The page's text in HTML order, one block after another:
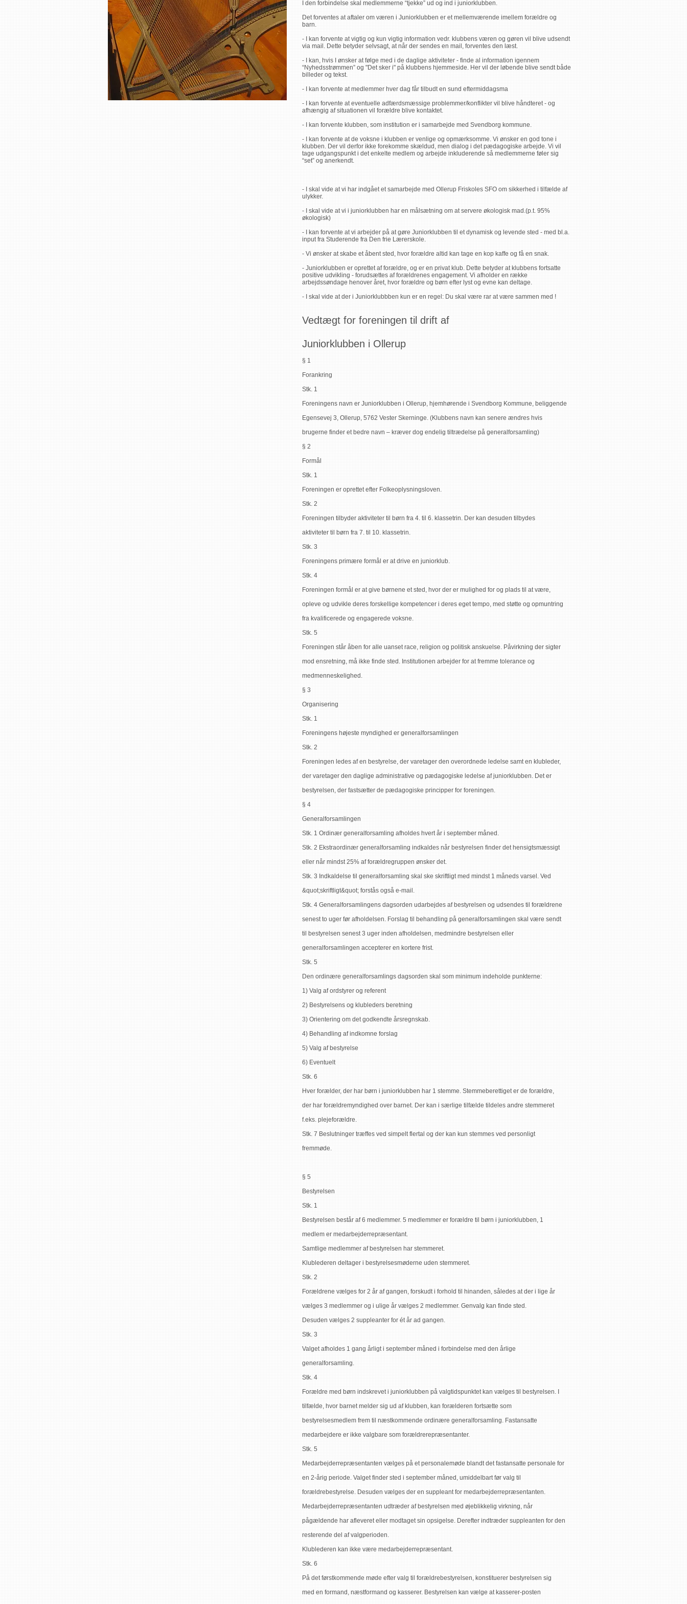
I den forbindelse skal medlemmerne “tjekke” ud og ind i juniorklubben.
Det forventes at aftaler om væren i Juniorklubben er et mellemværende imellem forældre og
barn.
- I kan forvente at vigtig og kun vigtig information vedr. klubbens væren og gøren vil blive udsendt
via mail. Dette betyder selvsagt, at når der sendes en mail, forventes den læst.
- I kan, hvis I ønsker at følge med i de daglige aktiviteter - finde al information igennem
“Nyhedsstrømmen” og "Det sker i" på klubbens hjemmeside. Her vil der løbende blive sendt både
billeder og tekst.
- I kan forvente at medlemmer hver dag får tilbudt en sund eftermiddagsma
- I kan forvente at eventuelle adfærdsmæssige problemmer/konflikter vil blive håndteret - og
afhængig af situationen vil forældre blive kontaktet.
- I kan forvente klubben, som institution er i samarbejde med Svendborg kommune.
- I kan forvente at de voksne i klubben er venlige og opmærksomme. Vi ønsker en god tone i
klubben. Der vil derfor ikke forekomme skældud, men dialog i det pædagogiske arbejde. Vi vil
tage udgangspunkt i det enkelte medlem og arbejde inkluderende så medlemmerne føler sig
“set” og anerkendt.
- I skal vide at vi har indgået et samarbejde med Ollerup Friskoles SFO om sikkerhed i tilfælde af
ulykker.
- I skal vide at vi i juniorklubben har en målsætning om at servere økologisk mad.(p.t. 95%
økologisk)
- I kan forvente at vi arbejder på at gøre Juniorklubben til et dynamisk og levende sted - med bl.a.
input fra Studerende fra Den frie Lærerskole.
- Vi ønsker at skabe et åbent sted, hvor forældre altid kan tage en kop kaffe og få en snak.
- Juniorklubben er oprettet af forældre, og er en privat klub. Dette betyder at klubbens fortsatte
positive udvikling - forudsættes af forældrenes engagement. Vi afholder en række
arbejdssøndage henover året, hvor forældre og børn efter lyst og evne kan deltage.
- I skal vide at der i Juniorklubbben kun er en regel: Du skal være rar at være sammen med !
Vedtægt for foreningen til drift af
Juniorklubben i Ollerup
§ 1
Forankring
Stk. 1
Foreningens navn er Juniorklubben i Ollerup, hjemhørende i Svendborg Kommune, beliggende
Egensevej 3, Ollerup, 5762 Vester Skerninge. (Klubbens navn kan senere ændres hvis
brugerne finder et bedre navn – kræver dog endelig tiltrædelse på generalforsamling)
§ 2
Formål
Stk. 1
Foreningen er oprettet efter Folkeoplysningsloven.
Stk. 2
Foreningen tilbyder aktiviteter til børn fra 4. til 6. klassetrin. Der kan desuden tilbydes
aktiviteter til børn fra 7. til 10. klassetrin.
Stk. 3
Foreningens primære formål er at drive en juniorklub.
Stk. 4
Foreningen formål er at give børnene et sted, hvor der er mulighed for og plads til at være,
opleve og udvikle deres forskellige kompetencer i deres eget tempo, med støtte og opmuntring
fra kvalificerede og engagerede voksne.
Stk. 5
Foreningen står åben for alle uanset race, religion og politisk anskuelse. Påvirkning der sigter
mod ensretning, må ikke finde sted. Institutionen arbejder for at fremme tolerance og
medmenneskelighed.
§ 3
Organisering
Stk. 1
Foreningens højeste myndighed er generalforsamlingen
Stk. 2
Foreningen ledes af en bestyrelse, der varetager den overordnede ledelse samt en klubleder,
der varetager den daglige administrative og pædagogiske ledelse af juniorklubben. Det er
bestyrelsen, der fastsætter de pædagogiske principper for foreningen.
§ 4
Generalforsamlingen
Stk. 1 Ordinær generalforsamling afholdes hvert år i september måned.
Stk. 2 Ekstraordinær generalforsamling indkaldes når bestyrelsen finder det hensigtsmæssigt
eller når mindst 25% af forældregruppen ønsker det.
Stk. 3 Indkaldelse til generalforsamling skal ske skriftligt med mindst 1 måneds varsel. Ved
&quot;skriftligt&quot; forstås også e-mail.
Stk. 4 Generalforsamlingens dagsorden udarbejdes af bestyrelsen og udsendes til forældrene
senest to uger før afholdelsen. Forslag til behandling på generalforsamlingen skal være sendt
til bestyrelsen senest 3 uger inden afholdelsen, medmindre bestyrelsen eller
generalforsamlingen accepterer en kortere frist.
Stk. 5
Den ordinære generalforsamlings dagsorden skal som minimum indeholde punkterne:
1) Valg af ordstyrer og referent
2) Bestyrelsens og klubleders beretning
3) Orientering om det godkendte årsregnskab.
4) Behandling af indkomne forslag
5) Valg af bestyrelse
6) Eventuelt
Stk. 6
Hver forælder, der har børn i juniorklubben har 1 stemme. Stemmeberettiget er de forældre,
der har forældremyndighed over barnet. Der kan i særlige tilfælde tildeles andre stemmeret
f.eks. plejeforældre.
Stk. 7 Beslutninger træffes ved simpelt flertal og der kan kun stemmes ved personligt
fremmøde.
§ 5
Bestyrelsen
Stk. 1
Bestyrelsen består af 6 medlemmer. 5 medlemmer er forældre til børn i juniorklubben, 1
medlem er medarbejderrepræsentant.
Samtlige medlemmer af bestyrelsen har stemmeret.
Klublederen deltager i bestyrelsesmøderne uden stemmeret.
Stk. 2
Forældrene vælges for 2 år af gangen, forskudt i forhold til hinanden, således at der i lige år
vælges 3 medlemmer og i ulige år vælges 2 medlemmer. Genvalg kan finde sted.
Desuden vælges 2 suppleanter for ét år ad gangen.
Stk. 3
Valget afholdes 1 gang årligt i september måned i forbindelse med den årlige
generalforsamling.
Stk. 4
Forældre med børn indskrevet i juniorklubben på valgtidspunktet kan vælges til bestyrelsen. I
tilfælde, hvor barnet melder sig ud af klubben, kan forælderen fortsætte som
bestyrelsesmedlem frem til næstkommende ordinære generalforsamling. Fastansatte
medarbejdere er ikke valgbare som forældrerepræsentanter.
Stk. 5
Medarbejderrepræsentanten vælges på et personalemøde blandt det fastansatte personale for
en 2-årig periode. Valget finder sted i september måned, umiddelbart før valg til
forældrebestyrelse. Desuden vælges der en suppleant for medarbejderrepræsentanten.
Medarbejderrepræsentanten udtræder af bestyrelsen med øjeblikkelig virkning, når
pågældende har afleveret eller modtaget sin opsigelse. Derefter indtræder suppleanten for den
resterende del af valgperioden.
Klublederen kan ikke være medarbejderrepræsentant.
Stk. 6
På det førstkommende møde efter valg til forældrebestyrelsen, konstituerer bestyrelsen sig
med en formand, næstformand og kasserer. Bestyrelsen kan vælge at kasserer-posten